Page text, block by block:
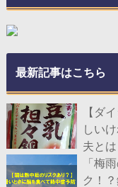
最新記事はこちら
【ダ
しい
夫とは
「梅
ク！